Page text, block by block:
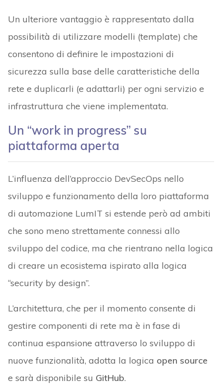
Un ulteriore vantaggio è rappresentato dalla
possibilità di utilizzare modelli (template) che
consentono di definire le impostazioni di
sicurezza sulla base delle caratteristiche della
rete e duplicarli (e adattarli) per ogni servizio e
infrastruttura che viene implementata.
Un “work in progress” su
piattaforma aperta
L’influenza dell’approccio DevSecOps nello
sviluppo e funzionamento della loro piattaforma
di automazione LumIT si estende però ad ambiti
che sono meno strettamente connessi allo
sviluppo del codice, ma che rientrano nella logica
di creare un ecosistema ispirato alla logica
“security by design”.
L’architettura, che per il momento consente di
gestire componenti di rete ma è in fase di
continua espansione attraverso lo sviluppo di
nuove funzionalità, adotta la logica open source
e sarà disponibile su GitHub.